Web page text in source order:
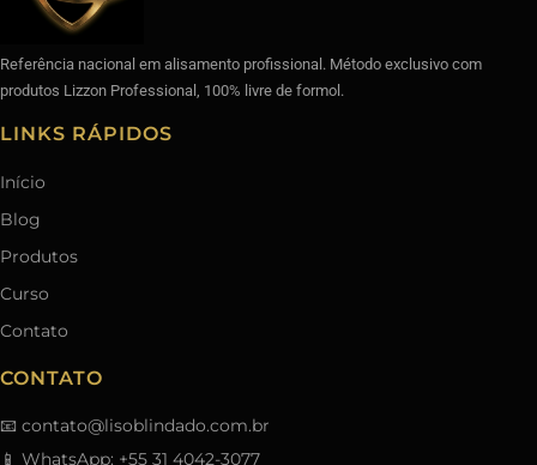
Referência nacional em alisamento profissional. Método exclusivo com
produtos Lizzon Professional, 100% livre de formol.
LINKS RÁPIDOS
Início
Blog
Produtos
Curso
Contato
CONTATO
📧 contato@lisoblindado.com.br
📱 WhatsApp: +55 31 4042-3077